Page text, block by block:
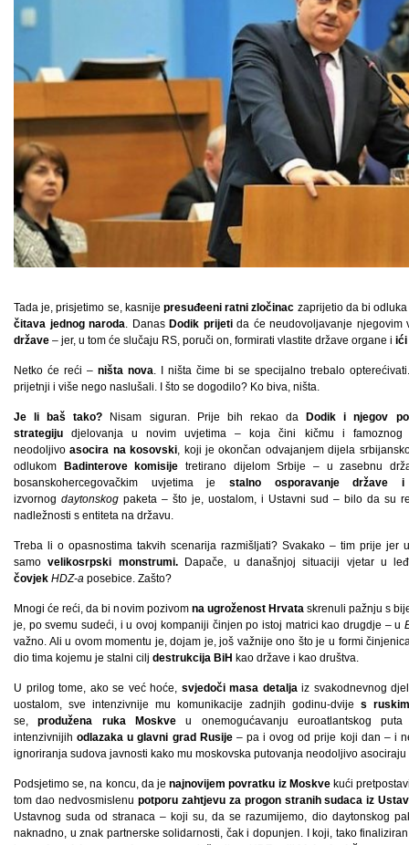
Tada je, prisjetimo se, kasnijepresuđeeni ratni zločinac zaprijetio da bi
čitava jednog naroda. Danas Dodik prijetida će neudovoljavanje njegovim
države – jer, u tom će slučaju RS, poruči on, formirati vlastite države organe i ići
Netko će reći – ništa nova. I ništa čime bi se specijalno trebalo
prijetnji i više nego naslušali. I što se dogodilo? Ko biva, ništa.
Je li baš tako? Nisam siguran. Prije bih rekao daDodik i njegov
strategiju djelovanja u novim uvjetima – koja čini kičmu i
neodoljivoasocira na kosovski, koji je okončan odvajanjem dijela
odlukom Badinterove komisije tretirano dijelom Srbije – u zasebnu
bosanskohercegovačkim uvjetima je stalno osporavanje države
izvornog daytonskog paketa – što je, uostalom, i Ustavni sud – bilo da su
nadležnosti s entiteta na državu.
Treba li o opasnostima takvih scenarija razmišljati? Svakako – tim prije jer
samovelikosrpski monstrumi.Dapače, u današnjoj situaciji vjetar u
čovjek HDZ-a posebice. Zašto?
Mnogi će reći, da bi novim pozivom na ugroženost Hrvataskrenuli pažnju s
je, po svemu sudeći, i u ovoj kompaniji činjen po istoj matrici kao drugdje – u
važno. Ali u ovom momentu je, dojam je, još važnije ono što je u formi
dio tima kojemu je stalni cilj destrukcija BiH kao države i kao društva.
U prilog tome, ako se već hoće, svjedoči masa detaljaiz svakodnevnog
uostalom, sve intenzivnije mu komunikacije zadnjih godinu-dvije s
se,produžena ruka Moskveu onemogućavanju euroatlantskog
intenzivnijihodlazaka u glavni grad Rusije– pa i ovog od prije koji dan – i
ignoriranja sudova javnosti kako mu moskovska putovanja neodoljivo
Podsjetimo se, na koncu, da jenajnovijem povratku iz Moskvekući
tom dao nedvosmislenu potporu zahtjevu za progon stranih sudaca iz
Ustavnog suda od stranaca – koji su, da se razumijemo, dio daytonskog
naknadno, u znak partnerske solidarnosti, čak i dopunjen. I koji, tako